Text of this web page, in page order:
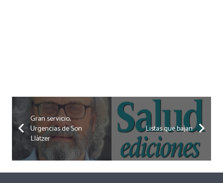
Gran servicio,
Urgencias de Son
Llàtzer
Listas que bajan